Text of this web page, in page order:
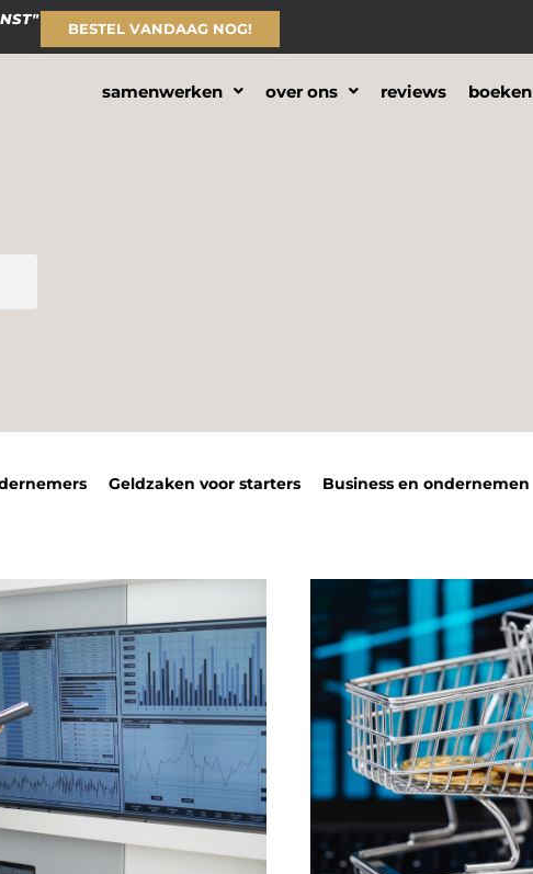
BESTEL VANDAAG NOG!
samenwerken over ons reviews boeken
Geldzaken voor starters Business en ondernemen